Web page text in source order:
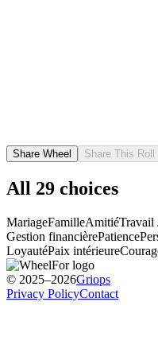
Share Wheel Share This Roll
All 29 choices
MariageFamilleAmitiéTravail
Gestion financièrePatience
LoyautéPaix intérieure
© 2025–2026Griops
Privacy PolicyContact